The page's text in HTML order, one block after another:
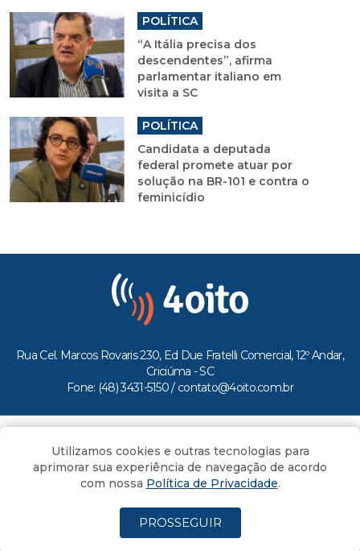
POLÍTICA
“A Itália precisa dos
descendentes”, afirma
parlamentar italiano em
visita a SC
POLÍTICA
Candidata a deputada
federal promete atuar por
solução na BR-101 e contra o
feminicídio
Rua Cel. Marcos Rovaris 230, Ed Due Fratelli Comercial, 12º Andar,
Criciúma - SC
Fone: (48) 3431-5150 / contato@4oito.com.br
Todos os direitos reservados ao Portal 4oito
Utilizamos cookies e outras tecnologias para
aprimorar sua experiência de navegação de acordo
com nossa Política de Privacidade.
PROSSEGUIR